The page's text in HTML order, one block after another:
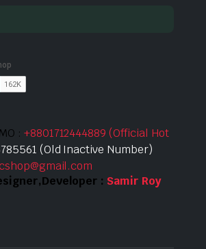
: +8801712444889 (Official Hot
(Old Inactive Number)
: Samir Roy